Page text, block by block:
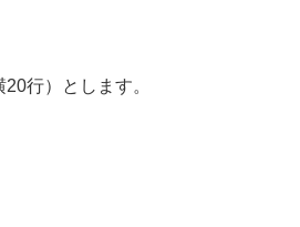
行）とします。